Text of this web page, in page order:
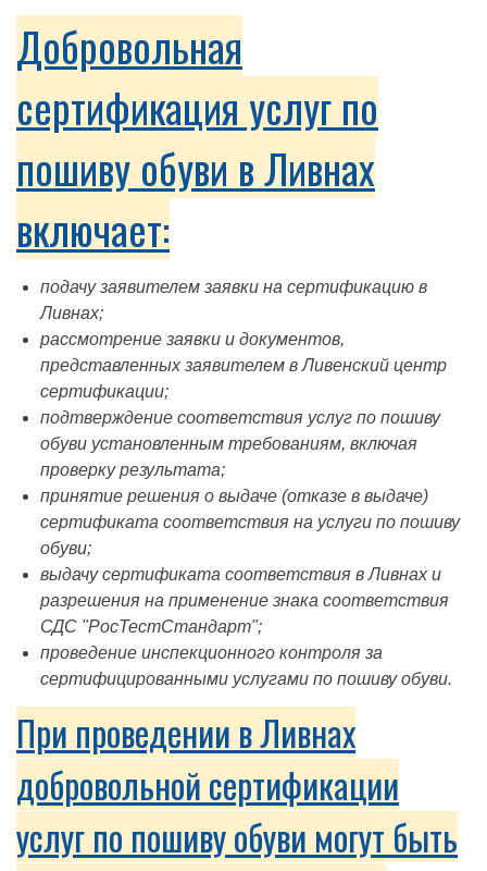
Добровольная
сертификация услуг по
пошиву обуви в Ливнах
включает:
подачу заявителем заявки на сертификацию в
Ливнах;
рассмотрение заявки и документов,
представленных заявителем в Ливенский центр
сертификации;
подтверждение соответствия услуг по пошиву
обуви установленным требованиям, включая
проверку результата;
принятие решения о выдаче (отказе в выдаче)
сертификата соответствия на услуги по пошиву
обуви;
выдачу сертификата соответствия в Ливнах и
разрешения на применение знака соответствия
СДС "РосТестСтандарт";
проведение инспекционного контроля за
сертифицированными услугами по пошиву обуви.
При проведении в Ливнах
добровольной сертификации
услуг по пошиву обуви могут быть